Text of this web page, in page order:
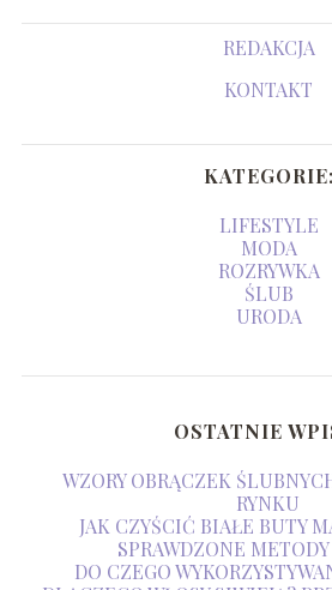
REDAKCJA
KONTAKT
KATEGORIE:
LIFESTYLE
MODA
ROZRYWKA
ŚLUB
URODA
OSTATNIE
WZORY OBRĄCZEK
RYNKU
JAK CZYŚCIĆ BIAŁE BUTY
SPRAWDZONE
DO CZEGO